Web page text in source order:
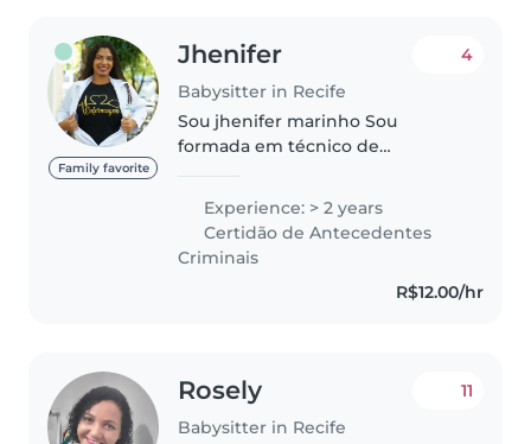
Family favorite
Jhenifer
Babysitter in Recife
4
Sou jhenifer marinho Sou
formada em técnico de
de primeiro socorros Já trabalhei
como babá, experiência de dois
anos Estou em busca de uma
oportunidade..
Experience: > 2 years
Certidão de Antecedentes
Criminais
R$12.00/hr
Rosely
Babysitter in Recife
11